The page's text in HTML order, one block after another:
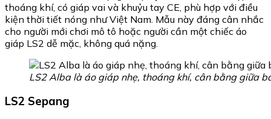
thoáng khí, có giáp vai và khuỷu tay CE, phù hợp với điều
kiện thời tiết nóng như Việt Nam. Mẫu này đáng cân nhắc
cho người mới chơi mô tô hoặc người cần một chiếc áo
giáp LS2 dễ mặc, không quá nặng.
LS2 Alba là áo giáp nhẹ, thoáng khí, cân bằng giữa
LS2 Sepang